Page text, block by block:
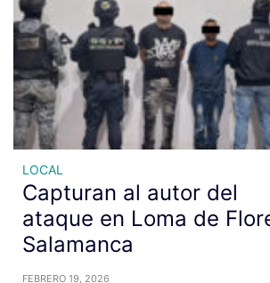
LOCAL
Capturan al autor del
ataque en Loma de
Salamanca
FEBRERO 19, 2026